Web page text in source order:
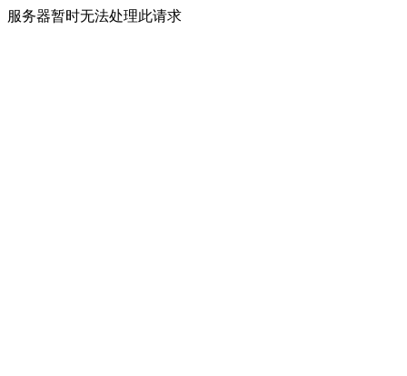
服务器暂时无法处理此请求